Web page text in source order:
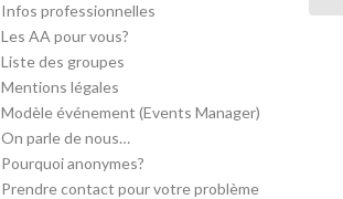
Infos professionnelles
Les AA pour vous?
Liste des groupes
Mentions légales
Modèle événement (Events Manager)
On parle de nous…
Pourquoi anonymes?
Prendre contact pour votre problème